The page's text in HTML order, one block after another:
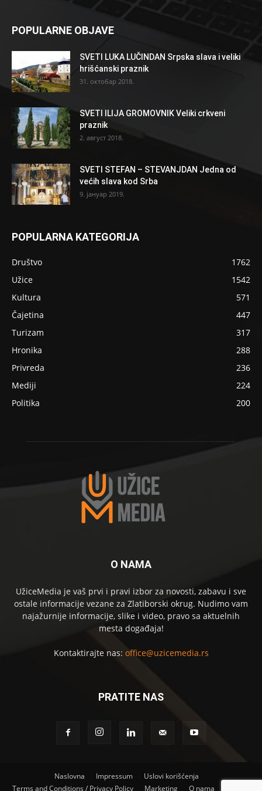
POPULARNE OBJAVE
SVETI LUKA LUČINDAN Srpska slava i veliki
hrišćanski praznik
31. октобар 2018.
SVETI ILIJA GROMOVNIK Veliki crkveni
praznik
2. август 2018.
SVETI STEFAN – STEVANJDAN Jedna od
većih slava kod Srba
9. јануар 2019.
POPULARNA KATEGORIJA
Društvo
1762
Užice
1542
Kultura
571
Čajetina
447
Turizam
317
Hronika
288
Privreda
236
Mediji
224
Politika
200
O NAMA
UžiceMedia je vaš prvi i pravi izbor za novosti, zabavu i sve
ostale informacije vezane za Zlatiborski okrug. Nudimo vam
najažurnije informacije, slike i video, pravo sa aktuelnih
mesta događaja!
Kontaktirajte nas: office@uzicemedia.rs
PRATITE NAS
Naslovna Impressum
Uslovi korišćenja
Terms and Conditions / Privacy Policy
Marketing O nama